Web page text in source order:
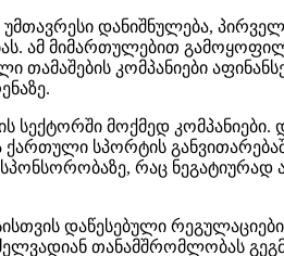
უმთავრესი დანიშნულება,
ამ მიმართულებით
კომპანიები
სექტორში მოქმედ
ქართული სპორტის
რაც ნეგატიურად
დაწესებული
თანამშრომლობას